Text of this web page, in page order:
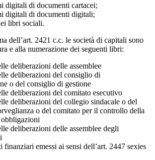
digitali di documenti cartacei;
digitali di documenti digitali;
libri sociali.
dell’art. 2421 c.c. le società di capitali sono
e alla numerazione dei seguenti libri:
deliberazioni delle assemblee
deliberazioni del consiglio di
o del consiglio di gestione
deliberazioni del comitato esecutivo
deliberazioni del collegio sindacale o del
o del comitato per il controllo della
deliberazioni delle assemblee degli
finanziari emessi ai sensi dell’art. 2447 sexies